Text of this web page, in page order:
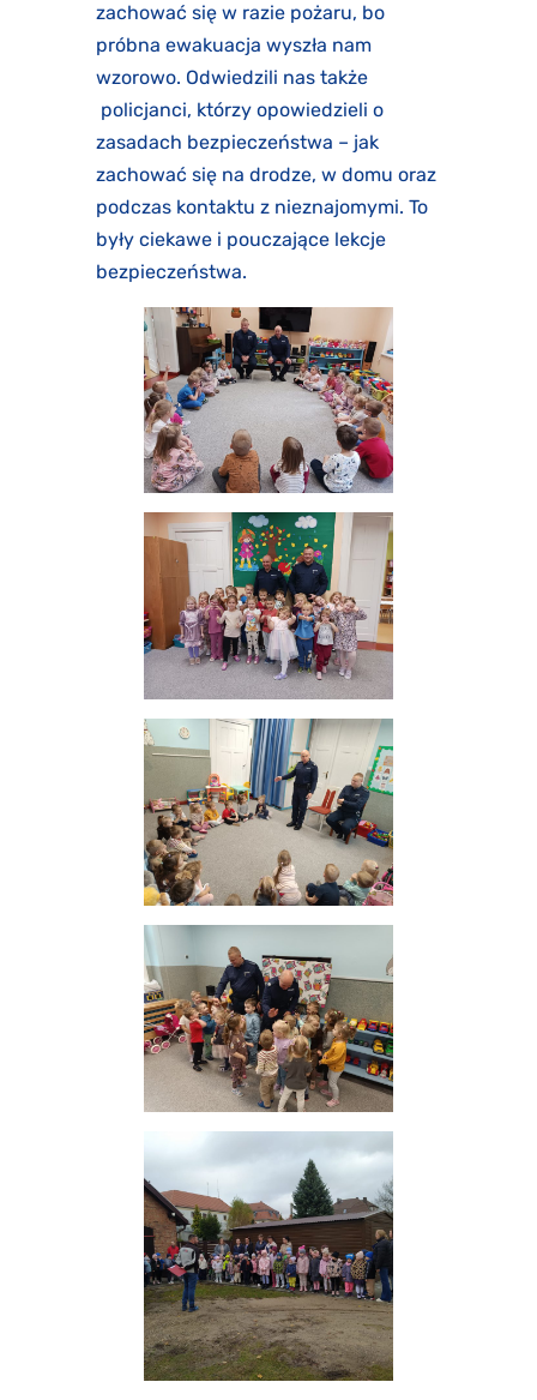
zachować się w razie pożaru, bo
próbna ewakuacja wyszła nam
wzorowo. Odwiedzili nas także
policjanci, którzy opowiedzieli o
zasadach bezpieczeństwa – jak
zachować się na drodze, w domu oraz
podczas kontaktu z nieznajomymi. To
były ciekawe i pouczające lekcje
bezpieczeństwa.